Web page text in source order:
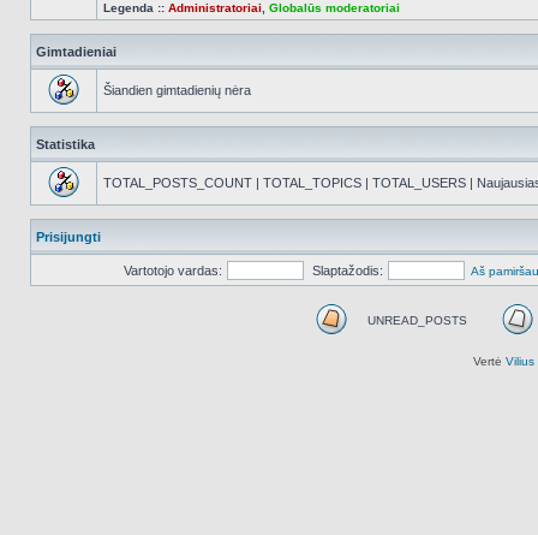
Legenda :: Administratoriai Globalūs moderatoriai
Gimtadieniai
Šiandien gimtadienių nėra
Statistika
TOTAL_POSTS_COUNT | TOTAL_TOPICS | TOTAL_USERS |
Prisijungti
Vartotojo vardas: Slaptažodis: Aš
UNREAD_POSTS
Vertė Vilius